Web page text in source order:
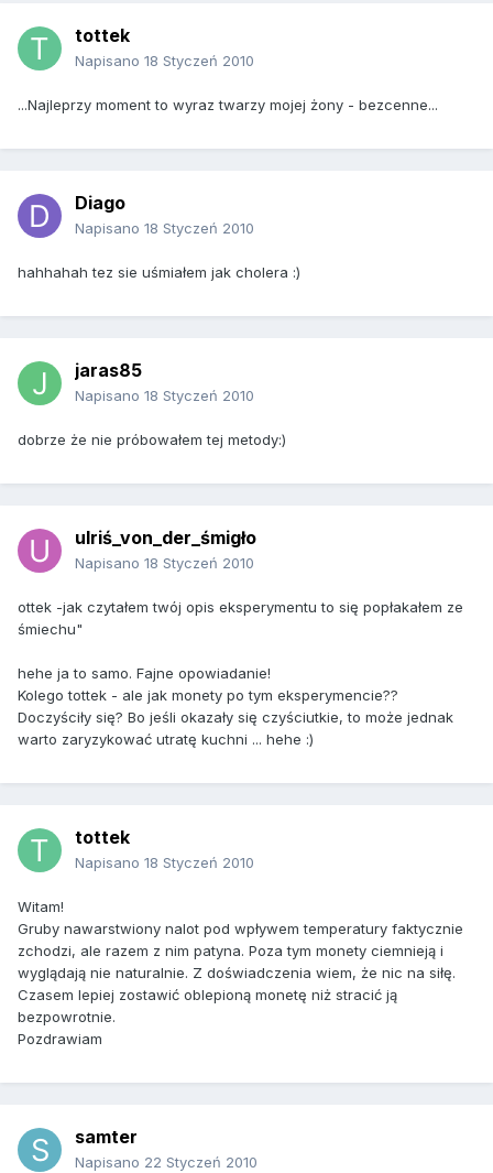
tottek
Napisano 18 Styczeń 2010
...Najleprzy moment to wyraz twarzy mojej żony - bezcenne...
Diago
Napisano 18 Styczeń 2010
hahhahah tez sie uśmiałem jak cholera :)
jaras85
Napisano 18 Styczeń 2010
dobrze że nie próbowałem tej metody:)
ulriś_von_der_śmigło
Napisano 18 Styczeń 2010
ottek -jak czytałem twój opis eksperymentu to się popłakałem ze
śmiechu"
hehe ja to samo. Fajne opowiadanie!
Kolego tottek - ale jak monety po tym eksperymencie??
Doczyściły się? Bo jeśli okazały się czyściutkie, to może jednak
warto zaryzykować utratę kuchni ... hehe :)
tottek
Napisano 18 Styczeń 2010
Witam!
Gruby nawarstwiony nalot pod wpływem temperatury faktycznie
zchodzi, ale razem z nim patyna. Poza tym monety ciemnieją i
wyglądają nie naturalnie. Z doświadczenia wiem, że nic na siłę.
Czasem lepiej zostawić oblepioną monetę niż stracić ją
bezpowrotnie.
Pozdrawiam
samter
Napisano 22 Styczeń 2010